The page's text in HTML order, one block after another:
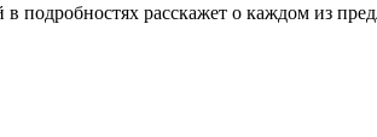
в подробностях расскажет о каждом из